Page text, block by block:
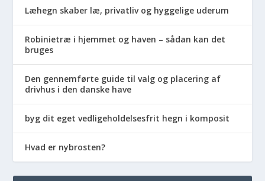
Læhegn skaber læ, privatliv og hyggelige uderum
Robinietræ i hjemmet og haven – sådan kan det
bruges
Den gennemførte guide til valg og placering af
drivhus i den danske have
byg dit eget vedligeholdelsesfrit hegn i komposit
Hvad er nybrosten?